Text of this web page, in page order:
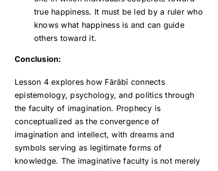
true happiness. It must be led by a ruler who
knows what happiness is and can guide
others toward it.
Conclusion:
Lesson 4 explores how Fārābī connects
epistemology, psychology, and politics through
the faculty of imagination. Prophecy is
conceptualized as the convergence of
imagination and intellect, with dreams and
symbols serving as legitimate forms of
knowledge. The imaginative faculty is not merely